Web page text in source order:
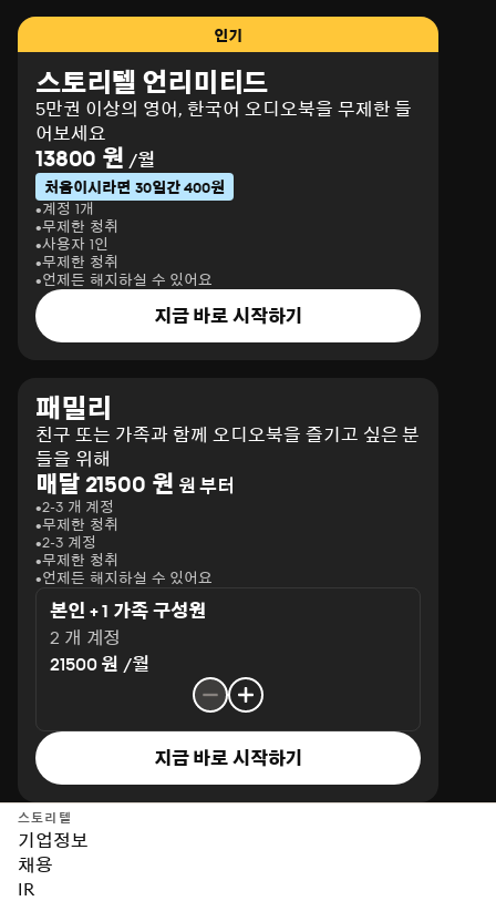
인기
스토리텔 언리미티드
5만권 이상의 영어, 한국어 오디오북을 무제한 들
어보세요
13800 원 /월
처음이시라면 30일간 400원
계정 1개
무제한 청취
사용자 1인
무제한 청취
언제든 해지하실 수 있어요
지금 바로 시작하기
패밀리
친구 또는 가족과 함께 오디오북을 즐기고 싶은 분
들을 위해
매달 21500 원 원 부터
2-3 개 계정
무제한 청취
2-3 계정
무제한 청취
언제든 해지하실 수 있어요
본인 + 1 가족 구성원
2 개 계정
21500 원 /월
지금 바로 시작하기
스토리텔
기업정보
채용
IR